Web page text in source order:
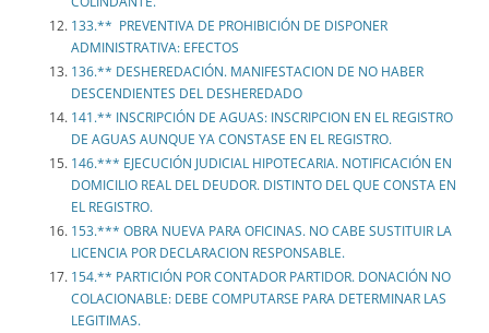
133.** PREVENTIVA DE PROHIBICIÓN DE DISPONER
ADMINISTRATIVA: EFECTOS
136.** DESHEREDACIÓN. MANIFESTACION DE NO HABER
DESCENDIENTES DEL DESHEREDADO
141.** INSCRIPCIÓN DE AGUAS: INSCRIPCION EN EL REGISTRO
DE AGUAS AUNQUE YA CONSTASE EN EL REGISTRO.
146.*** EJECUCIÓN JUDICIAL HIPOTECARIA. NOTIFICACIÓN EN
DOMICILIO REAL DEL DEUDOR. DISTINTO DEL QUE CONSTA EN
EL REGISTRO.
153.*** OBRA NUEVA PARA OFICINAS. NO CABE SUSTITUIR LA
LICENCIA POR DECLARACION RESPONSABLE.
154.** PARTICIÓN POR CONTADOR PARTIDOR. DONACIÓN NO
COLACIONABLE: DEBE COMPUTARSE PARA DETERMINAR LAS
LEGITIMAS.